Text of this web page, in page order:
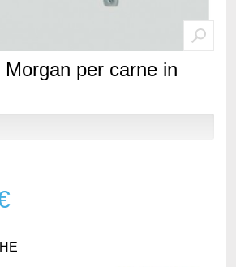
per carne in